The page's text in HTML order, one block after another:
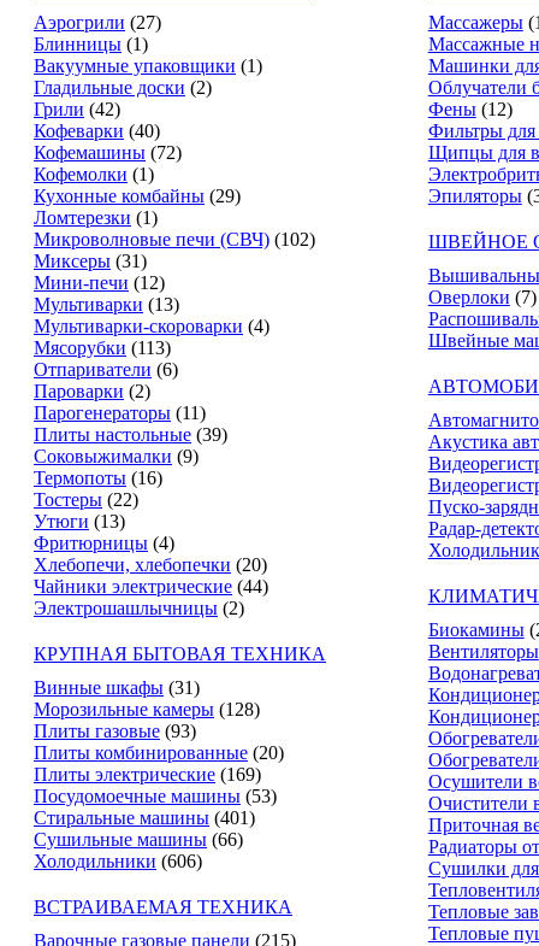
Аэрогрили (27)
Блинницы (1)
Вакуумные упаковщики (1)
Гладильные доски (2)
Грили (42)
Кофеварки (40)
Кофемашины (72)
Кофемолки (1)
Кухонные комбайны (29)
Ломтерезки (1)
Микроволновые печи (СВЧ) (102)
Миксеры (31)
Мини-печи (12)
Мультиварки (13)
Мультиварки-скороварки (4)
Мясорубки (113)
Отпариватели (6)
Пароварки (2)
Парогенераторы (11)
Плиты настольные (39)
Соковыжималки (9)
Термопоты (16)
Тостеры (22)
Утюги (13)
Фритюрницы (4)
Хлебопечи, хлебопечки (20)
Чайники электрические (44)
Электрошашлычницы (2)
КРУПНАЯ БЫТОВАЯ ТЕХНИКА
Винные шкафы (31)
Морозильные камеры (128)
Плиты газовые (93)
Плиты комбинированные (20)
Плиты электрические (169)
Посудомоечные машины (53)
Стиральные машины (401)
Сушильные машины (66)
Холодильники (606)
ВСТРАИВАЕМАЯ ТЕХНИКА
Варочные газовые панели (215)
Массажеры
Массажные
Машинки
Облучатели
Фены (12)
Фильтры
Щипцы для
Эпиляторы
ШВЕЙНОЕ
Оверлоки (7)
Швейные
Акустика
Пуско-
Радар-
Биокамины
Вентиляторы
Осушители
Очистители
Приточная
Радиаторы
Сушилки
Тепловые
Тепловые